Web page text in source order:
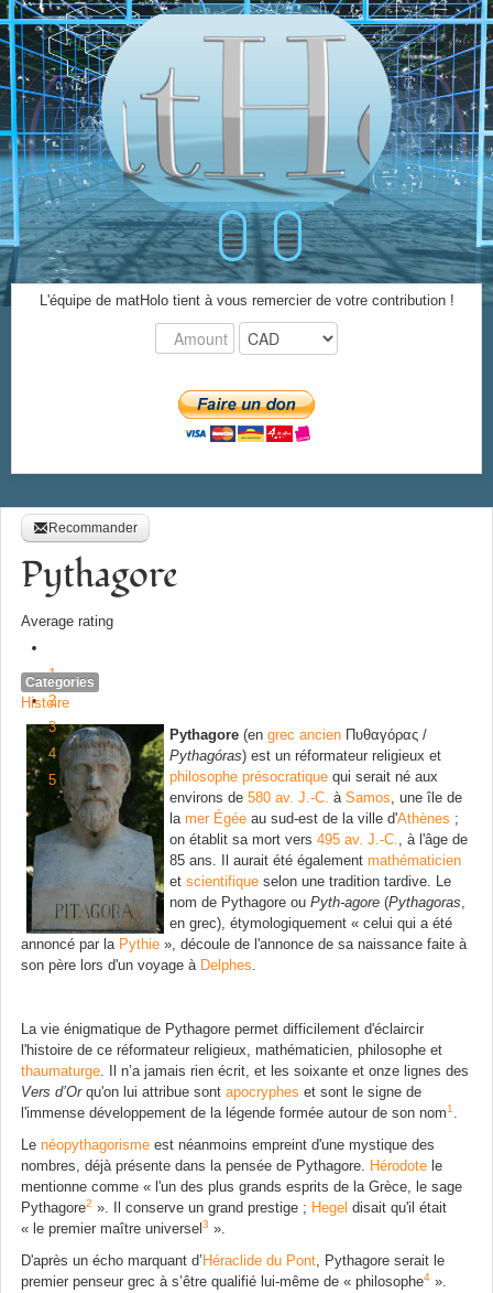
≡ ≡
L'équipe de matHolo tient à vous remercier de votre contribution !
Recommander
Pythagore
Average rating
1
2
3
4
5
Categories
Histoire
Pythagore (en grec ancien Πυθαγόρας /
Pythagóras) est un réformateur religieux et
philosophe présocratique qui serait né aux
environs de 580 av. J.-C. à Samos, une île de
la mer Égée au sud-est de la ville d'Athènes ;
on établit sa mort vers 495 av. J.-C., à l'âge de
85 ans. Il aurait été également mathématicien
et scientifique selon une tradition tardive. Le
nom de Pythagore ou Pyth-agore (Pythagoras,
en grec), étymologiquement « celui qui a été
annoncé par la Pythie », découle de l'annonce de sa naissance faite à
son père lors d'un voyage à Delphes.
La vie énigmatique de Pythagore permet difficilement d'éclaircir
l'histoire de ce réformateur religieux, mathématicien, philosophe et
thaumaturge. Il n’a jamais rien écrit, et les soixante et onze lignes des
Vers d’Orqu'on lui attribue sont apocryphes et sont le signe de
l'immense développement de la légende formée autour de son nom1 .
Le néopythagorisme est néanmoins empreint d'une mystique des
nombres, déjà présente dans la pensée de Pythagore. Hérodote le
mentionne comme « l'un des plus grands esprits de la Grèce, le sage
Pythagore2 ». Il conserve un grand prestige ; Hegel disait qu'il était
« le premier maître universel 3 ».
D'après un écho marquant d’ Héraclide du Pont, Pythagore serait le
premier penseur grec à s’être qualifié lui-même de « philosophe4 ».